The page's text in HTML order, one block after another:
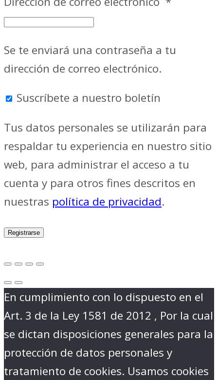
Se te enviará una contraseña a tu
dirección de correo electrónico.
Suscríbete a nuestro boletín
Tus datos personales se utilizarán para
respaldar tu experiencia en nuestro sitio
web, para administrar el acceso a tu
cuenta y para otros fines descritos en
nuestras política de privacidad.
Registrarse
En cumplimiento con lo dispuesto en el
Art. 3 de la Ley 1581 de 2012 , Por la cual
se dictan disposiciones generales para la
protección de datos personales y
tratamiento de cookies. Usamos cookies